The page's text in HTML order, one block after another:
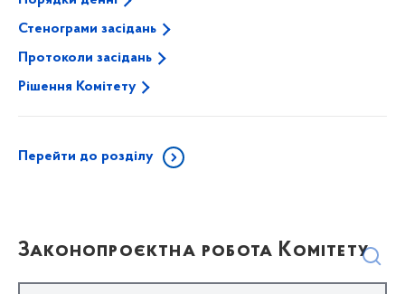
Стенограми засідань
Протоколи засідань
Рішення Комітету
Перейти до розділу
Законопроєктна робота Комітету